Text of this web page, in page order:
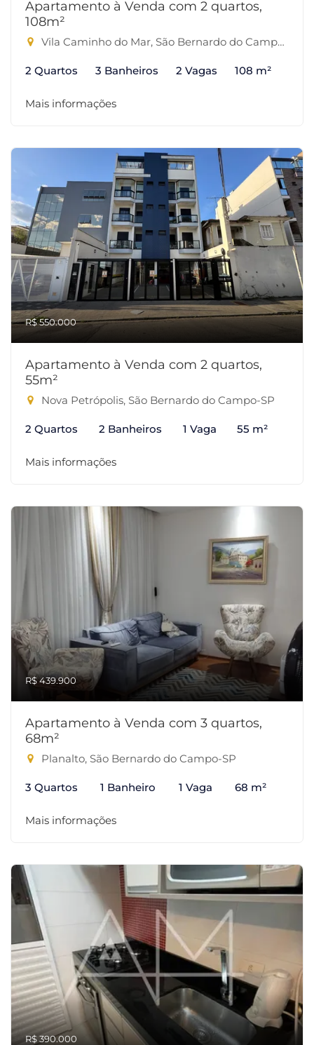
Apartamento à Venda com 2 quartos,
108m²
Vila Caminho do Mar, São Bernardo do Campo-SP
2 Quartos 3 Banheiros 2 Vagas 108 m²
Mais informações
R$ 550.000
Apartamento à Venda com 2 quartos,
55m²
Nova Petrópolis, São Bernardo do Campo-SP
2 Quartos 2 Banheiros 1 Vaga 55 m²
Mais informações
R$ 439.900
Apartamento à Venda com 3 quartos,
68m²
Planalto, São Bernardo do Campo-SP
3 Quartos 1 Banheiro 1 Vaga 68 m²
Mais informações
R$ 390.000